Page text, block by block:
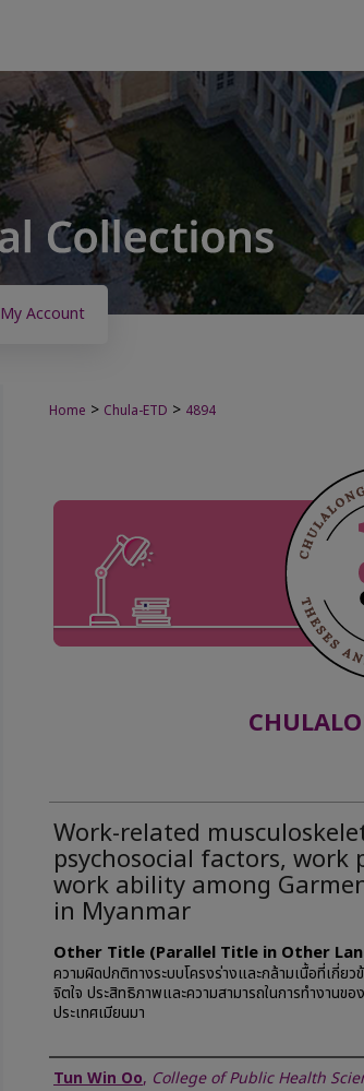
My Account
Home > Chula-ETD > 4894
Work-related
psychosocial factors, work
work ability among
in Myanmar
Other Title (Parallel Title in Other
ความผิดปกติทางระบบโครงร่างและกล้ามเนื้อที่เกี่ย
จิตใจ ประสิทธิภาพและความสามารถในการทำงานข
ประเทศเมียนมา
Author
Tun Win Oo, College of Public Health